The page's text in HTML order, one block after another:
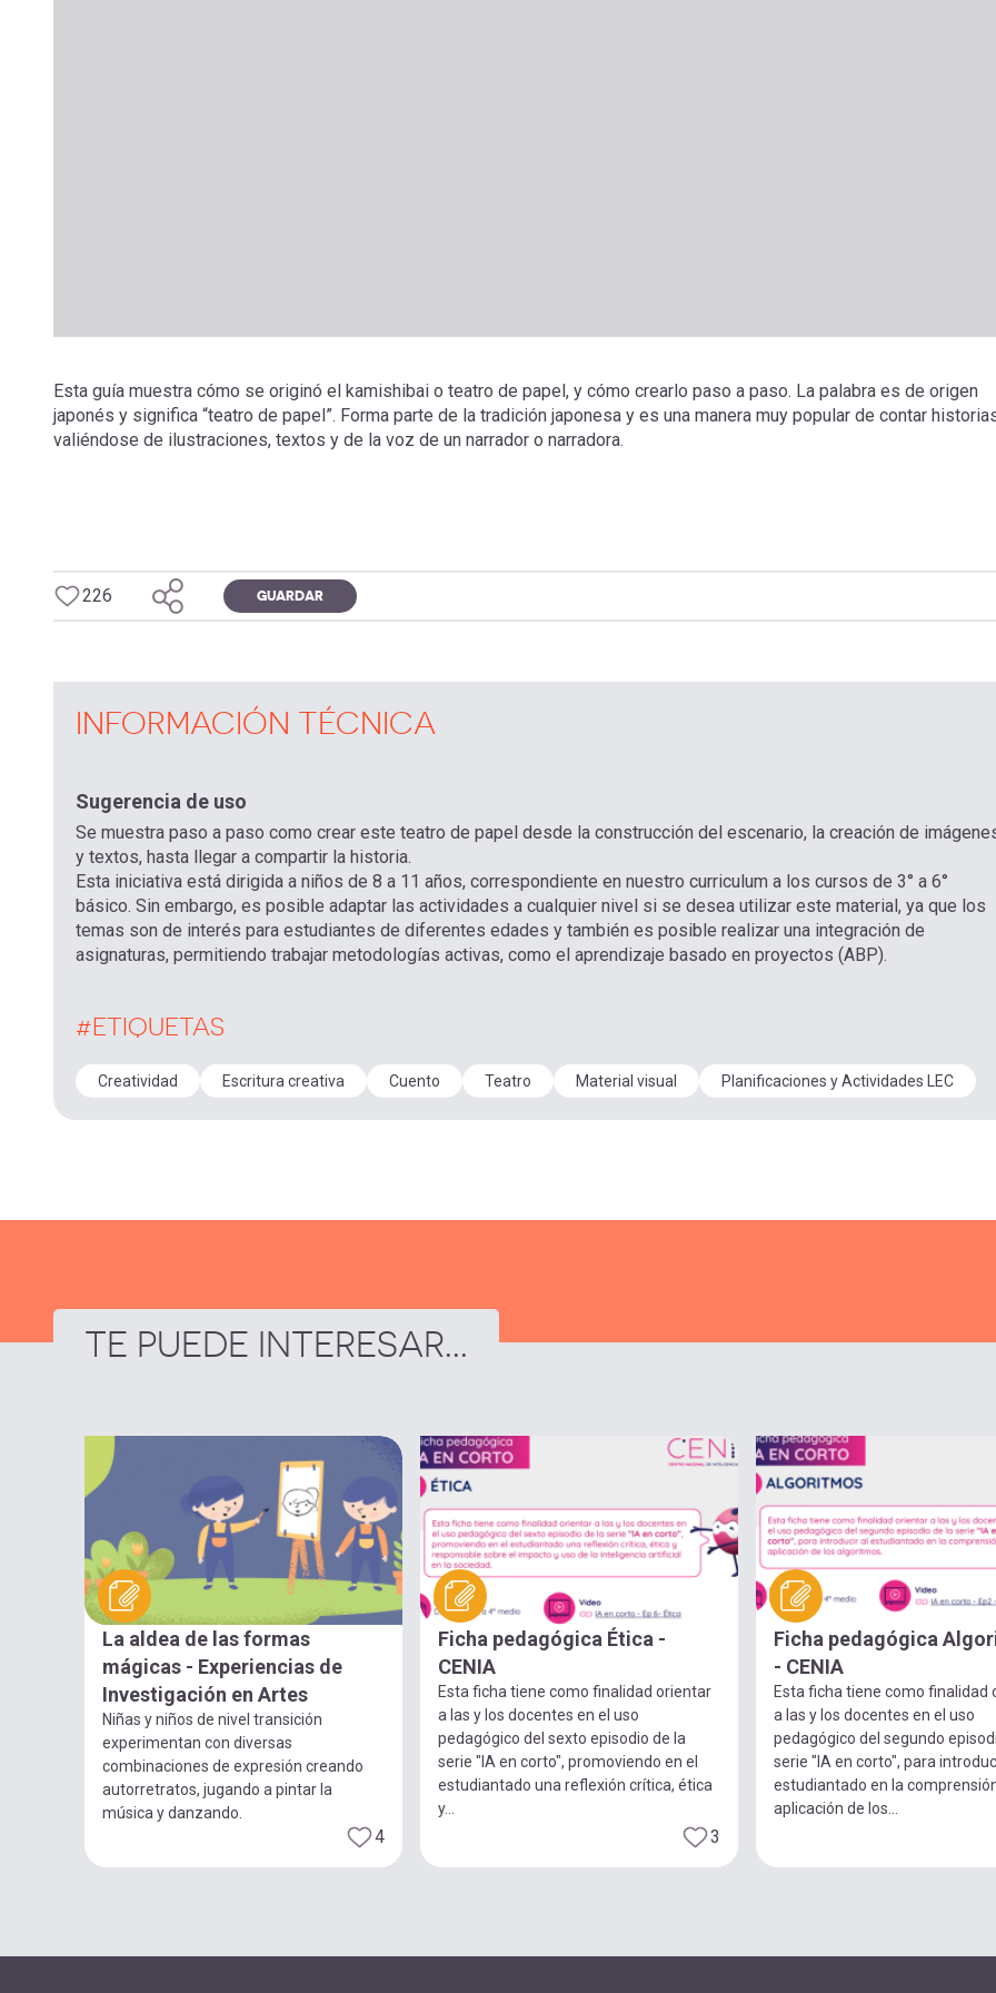
Esta guía muestra cómo se originó el kamishibai o teatro de papel, y cómo crearlo paso a paso. La palabra es de origen
japonés y significa “teatro de papel”. Forma parte de la tradición japonesa y es una manera muy popular de contar
valiéndose de ilustraciones, textos y de la voz de un narrador o narradora.
226 GUARDAR
INFORMACIÓN TÉCNICA
Sugerencia de uso
Se muestra paso a paso como crear este teatro de papel desde la construcción del escenario, la creación de
y textos, hasta llegar a compartir la historia.
Esta iniciativa está dirigida a niños de 8 a 11 años, correspondiente en nuestro curriculum a los cursos de 3° a 6°
básico. Sin embargo, es posible adaptar las actividades a cualquier nivel si se desea utilizar este material, ya que los
temas son de interés para estudiantes de diferentes edades y también es posible realizar una integración de
asignaturas, permitiendo trabajar metodologías activas, como el aprendizaje basado en proyectos (ABP).
#ETIQUETAS
Creatividad Escritura creativa Cuento Teatro Material visual Planificaciones y Actividades LEC
TE PUEDE INTERESAR...
La aldea de las formas
mágicas - Experiencias de
Investigación en Artes
Niñas y niños de nivel transición
experimentan con diversas
combinaciones de expresión creando
autorretratos, jugando a pintar la
música y danzando.
4
Ficha pedagógica Ética -
CENIA
Esta ficha tiene como finalidad orientar
a las y los docentes en el uso
pedagógico del sexto episodio de la
serie "IA en corto", promoviendo en el
estudiantado una reflexión crítica, ética
y...
3
Ficha pedagógica
- CENIA
Esta ficha tiene como finalidad
a las y los docentes en el uso
pedagógico del segundo
serie "IA en corto", para
estudiantado en la
aplicación de los...